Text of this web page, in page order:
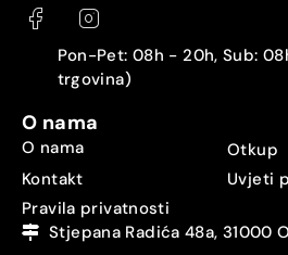
Pon-Pet: 08h - 20h, Sub:
trgovina)
O nama
O nama
Otkup
Kontakt
Uvjeti
Pravila privatnosti
Stjepana Radića 48a, 31000